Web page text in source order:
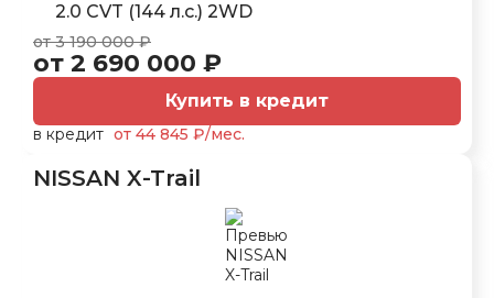
2.0 CVT (144 л.с.) 2WD
от 3 190 000 ₽
от 2 690 000 ₽
Купить в кредит
в кредит от 44 845 ₽/мес.
NISSAN X-Trail